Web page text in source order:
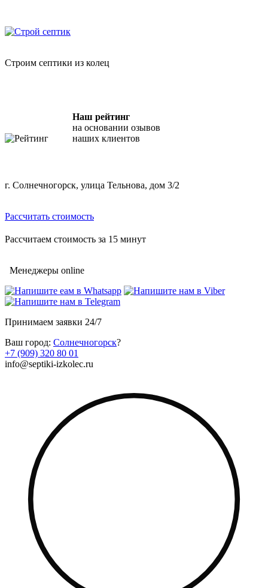
content
Строим септики из колец
Наш рейтинг
на основании озывов
наших клиентов
г. Солнечногорск, улица Тельнова, дом 3/2
Рассчитать стоимость
Рассчитаем стоимость за 15 минут
Менеджеры online
Принимаем заявки 24/7
Ваш город: Солнечногорск?
+7 (909) 320 80 01
info@septiki-izkolec.ru